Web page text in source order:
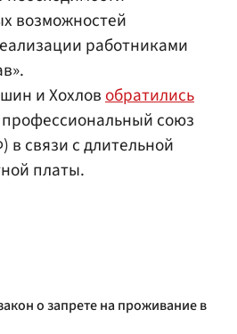
возможностей
работниками
и Хохловобратились
союз
связи с длительной
платы.
о запрете на проживание в